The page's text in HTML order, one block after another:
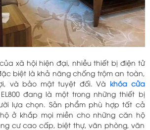
xã hội hiện đại, nhiều thiết bị điện tử
biệt là khả năng chống trộm an toàn,
và bảo mật tuyệt đối. Và khóa cửa
đang là một trong những thiết bị
lựa chọn. Sản phẩm phù hợp tất cả
ở khắp mọi miền cho những căn hộ
cư cao cấp, biệt thự, văn phòng, văn